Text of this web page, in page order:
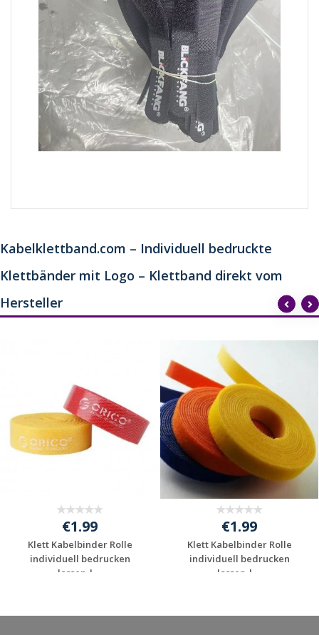
Kabelklettband.com – Individuell bedruckte
Klettbänder mit Logo – Klettband direkt vom
Hersteller
€1.99
Klett Kabelbinder Rolle
individuell bedrucken
lassen | ...
€1.99
Klett Kabelbinder Rolle
individuell bedrucken
lassen | ...